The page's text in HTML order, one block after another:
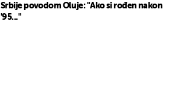
Srbije povodom Oluje: "Ako si rođen nakon
'95..."